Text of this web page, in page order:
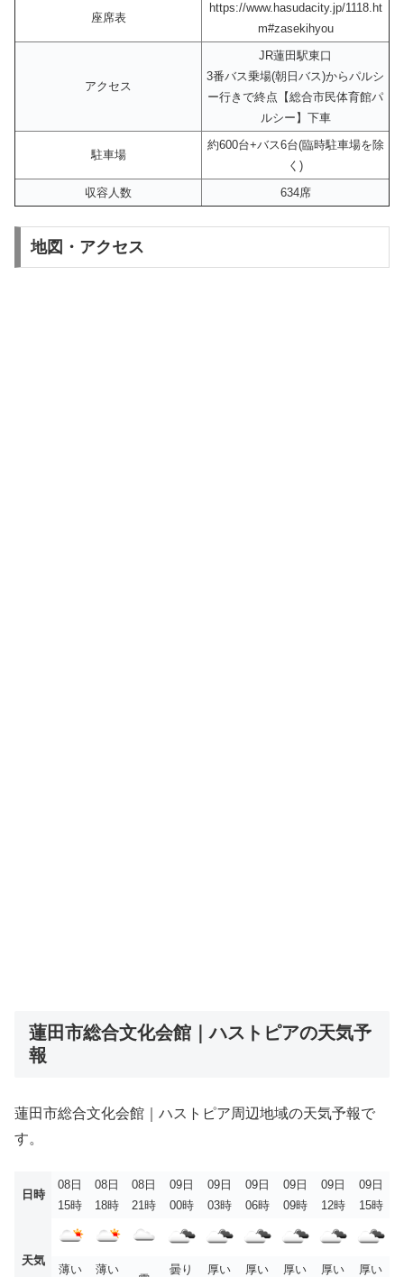
座席表
https://www.hasudacity.jp/1118.ht
m#zasekihyou
アクセス
JR蓮田駅東口
3番バス乗場(朝日バス)からパルシ
ー行きで終点【総合市民体育館パ
ルシー】下車
駐車場
約600台+バス6台(臨時駐車場を除
く)
収容人数
634席
地図・アクセス
蓮田市総合文化会館｜ハストピアの天気予
報
蓮田市総合文化会館｜ハストピア周辺地域の天気予報で
す。
日時
08日
15時
08日
18時
08日
21時
09日
00時
09日
03時
09日
06時
09日
09時
09日
12時
09日
15時
天気
薄い 薄い 曇り 厚い 厚い 厚い 厚い 厚い